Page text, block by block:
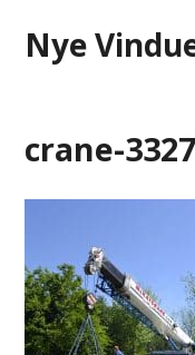
content
Nye
crane-